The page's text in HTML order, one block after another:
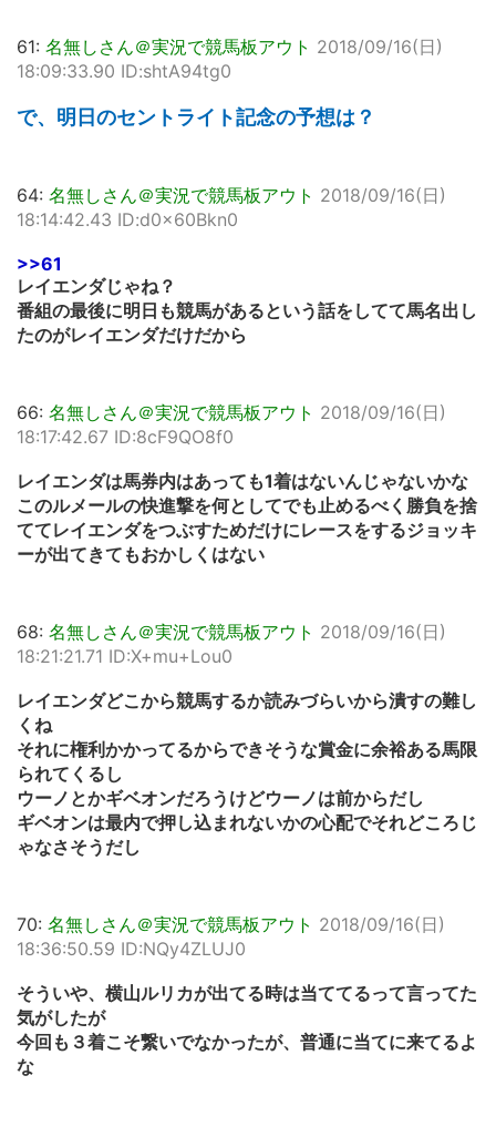
61: 名無しさん＠実況で競馬板アウト 2018/09/16(日)
18:09:33.90 ID:shtA94tg0
で、明日のセントライト記念の予想は？
64: 名無しさん＠実況で競馬板アウト 2018/09/16(日)
18:14:42.43 ID:d0x60Bkn0
>>61
レイエンダじゃね？
番組の最後に明日も競馬があるという話をしてて馬名出し
たのがレイエンダだけだから
66: 名無しさん＠実況で競馬板アウト 2018/09/16(日)
18:17:42.67 ID:8cF9QO8f0
レイエンダは馬券内はあっても1着はないんじゃないかな
このルメールの快進撃を何としてでも止めるべく勝負を捨
ててレイエンダをつぶすためだけにレースをするジョッキ
ーが出てきてもおかしくはない
68: 名無しさん＠実況で競馬板アウト 2018/09/16(日)
18:21:21.71 ID:X+mu+Lou0
レイエンダどこから競馬するか読みづらいから潰すの難し
くね
それに権利かかってるからできそうな賞金に余裕ある馬限
られてくるし
ウーノとかギベオンだろうけどウーノは前からだし
ギベオンは最内で押し込まれないかの心配でそれどころじ
ゃなさそうだし
70: 名無しさん＠実況で競馬板アウト 2018/09/16(日)
18:36:50.59 ID:NQy4ZLUJ0
そういや、横山ルリカが出てる時は当ててるって言ってた
気がしたが
今回も３着こそ繋いでなかったが、普通に当てに来てるよ
な